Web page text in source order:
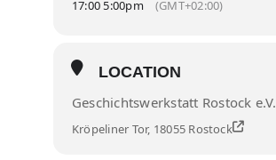
17:00 5:00pm (GMT+02:00)
LOCATION
Geschichtswerkstatt Rostock e.V.
Kröpeliner Tor, 18055 Rostock